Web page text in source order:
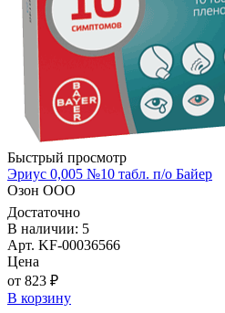
Быстрый просмотр
Эриус 0,005 №10 табл. п/о Байер
Озон ООО
Достаточно
В наличии: 5
Арт. KF-00036566
Цена
от 823 ₽
В корзину